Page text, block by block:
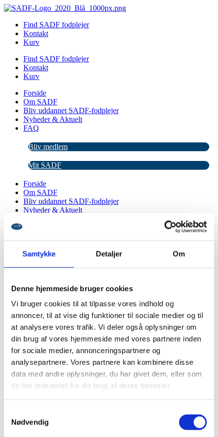
Samtykke Detaljer Om
Denne hjemmeside bruger cookies
Vi bruger cookies til at tilpasse vores indhold og
annoncer, til at vise dig funktioner til sociale medier og til
at analysere vores trafik. Vi deler også oplysninger om
din brug af vores hjemmeside med vores partnere inden
for sociale medier, annonceringspartnere og
analysepartnere. Vores partnere kan kombinere disse
data med andre oplysninger, du har givet dem, eller som
de har indsamlet fra din brug af deres tjenester.
Nødvendig
Videre
indholdFind SADF fodplejer
Kontakt
Kurv
Find SADF fodplejer
Kontakt
Kurv
Forside
Om SADF
Bliv uddannet SADF-fodplejer
Nyheder & Aktuelt
FAQ
Bliv medlem
Mit SADF
Forside
Om SADF
Bliv uddannet SADF-fodplejer
Nyheder & Aktuelt
Mit SADF
Seneste nyt
Mens vi venter…
… på, at samfundet og fodplejeklinikkerne åbner op igen, skal vi da
ikke kede os!
Derfor har SADF oprettet Karantænetænketanken 😊
På hjemmesiden finder du masser af inspiration til, hvordan du kan
udnytte den tid, du lige nu ikke bruger på kunder i klinikken.
hvor du kan læse op på forskellige behandlinger, og hvad du skal
være opmærksom på ved særlige kundegrupper.